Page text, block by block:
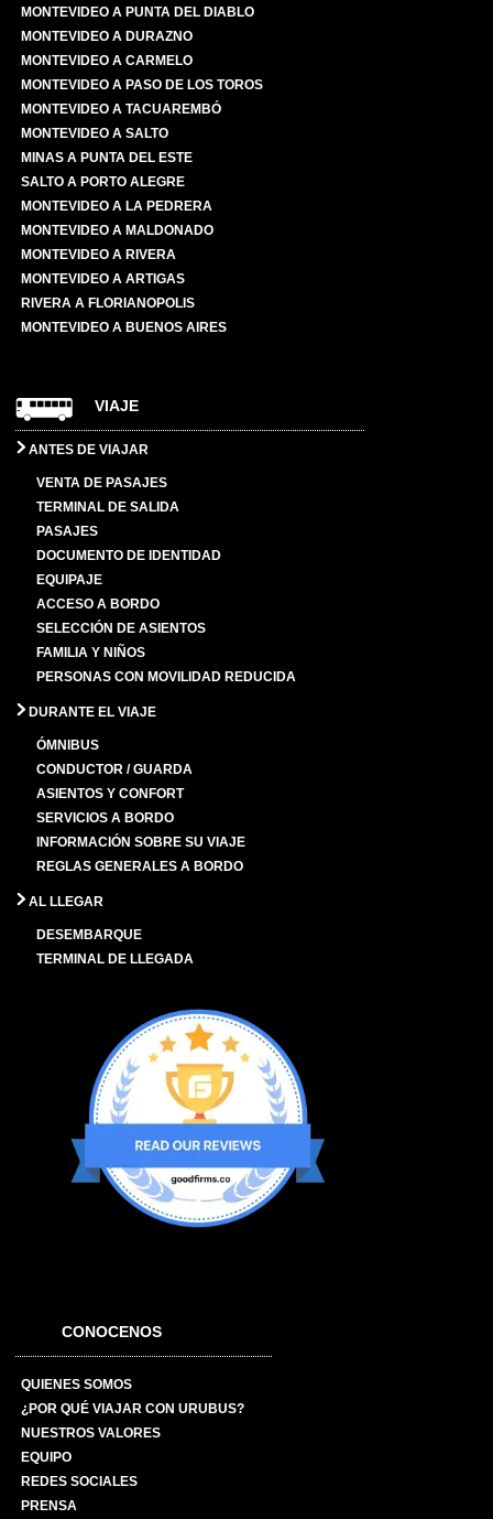
MONTEVIDEO A PUNTA DEL DIABLO
MONTEVIDEO A DURAZNO
MONTEVIDEO A CARMELO
MONTEVIDEO A PASO DE LOS TOROS
MONTEVIDEO A TACUAREMBÓ
MONTEVIDEO A SALTO
MINAS A PUNTA DEL ESTE
SALTO A PORTO ALEGRE
MONTEVIDEO A LA PEDRERA
MONTEVIDEO A MALDONADO
MONTEVIDEO A RIVERA
MONTEVIDEO A ARTIGAS
RIVERA A FLORIANOPOLIS
MONTEVIDEO A BUENOS AIRES
VIAJE
ANTES DE VIAJAR
VENTA DE PASAJES
TERMINAL DE SALIDA
PASAJES
DOCUMENTO DE IDENTIDAD
EQUIPAJE
ACCESO A BORDO
SELECCIÓN DE ASIENTOS
FAMILIA Y NIÑOS
PERSONAS CON MOVILIDAD REDUCIDA
DURANTE EL VIAJE
ÓMNIBUS
CONDUCTOR / GUARDA
ASIENTOS Y CONFORT
SERVICIOS A BORDO
INFORMACIÓN SOBRE SU VIAJE
REGLAS GENERALES A BORDO
AL LLEGAR
DESEMBARQUE
TERMINAL DE LLEGADA
CONOCENOS
QUIENES SOMOS
¿POR QUÉ VIAJAR CON URUBUS?
NUESTROS VALORES
EQUIPO
REDES SOCIALES
PRENSA